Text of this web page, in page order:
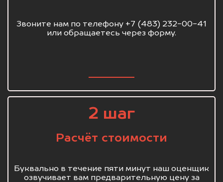
Звоните нам по телефону +7 (483) 232-00-41
или обращаетесь через форму.
2 шаг
Расчёт стоимости
Буквально в течение пяти минут наш оценщик
озвучивает вам предварительную цену за